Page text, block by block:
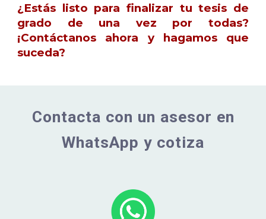
¿Estás listo para finalizar tu tesis de
grado de una vez por todas?
¡Contáctanos ahora y hagamos que
suceda?
Contacta con un asesor en
WhatsApp y cotiza